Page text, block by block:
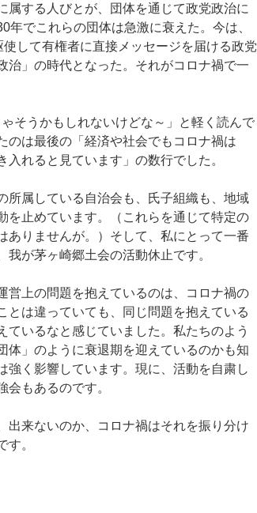
属する人びとが、団体を通じて政党政治に
年でこれらの団体は急激に衰えた。今は、
して有権者に直接メッセージを届ける政党
治」の時代となった。それがコロナ禍で一
そうかもしれないけどな～」と軽く読んで
のは最後の「経済や社会でもコロナ禍は
入れると見ています」の数行でした。
所属している自治会も、氏子組織も、地域
を止めています。（これらを通じて特定の
ありませんが。）そして、私にとって一番
が茅ヶ崎郷土会の活動休止です。
営上の問題を抱えているのは、コロナ禍の
とは違っていても、同じ問題を抱えている
ているなと感じていました。私たちのよう
体」のように衰退期を迎えているのかも知
強く影響しています。現に、活動を自粛し
会もあるのです。
出来ないのか、コロナ禍はそれを振り分け
す。